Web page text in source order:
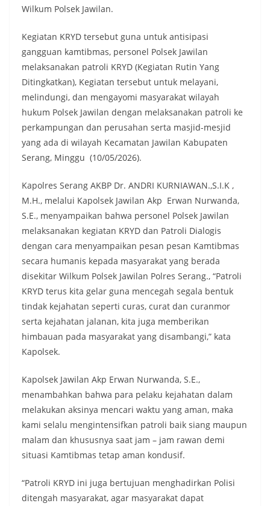
Wilkum Polsek Jawilan.
Kegiatan KRYD tersebut guna untuk antisipasi
gangguan kamtibmas, personel Polsek Jawilan
melaksanakan patroli KRYD (Kegiatan Rutin Yang
Ditingkatkan), Kegiatan tersebut untuk melayani,
melindungi, dan mengayomi masyarakat wilayah
hukum Polsek Jawilan dengan melaksanakan patroli ke
perkampungan dan perusahan serta masjid-mesjid
yang ada di wilayah Kecamatan Jawilan Kabupaten
Serang, Minggu (10/05/2026).
Kapolres Serang AKBP Dr. ANDRI KURNIAWAN.,S.I.K ,
M.H., melalui Kapolsek Jawilan Akp Erwan Nurwanda,
S.E., menyampaikan bahwa personel Polsek Jawilan
melaksanakan kegiatan KRYD dan Patroli Dialogis
dengan cara menyampaikan pesan pesan Kamtibmas
secara humanis kepada masyarakat yang berada
disekitar Wilkum Polsek Jawilan Polres Serang., “Patroli
KRYD terus kita gelar guna mencegah segala bentuk
tindak kejahatan seperti curas, curat dan curanmor
serta kejahatan jalanan, kita juga memberikan
himbauan pada masyarakat yang disambangi,” kata
Kapolsek.
Kapolsek Jawilan Akp Erwan Nurwanda, S.E.,
menambahkan bahwa para pelaku kejahatan dalam
melakukan aksinya mencari waktu yang aman, maka
kami selalu mengintensifkan patroli baik siang maupun
malam dan khususnya saat jam – jam rawan demi
situasi Kamtibmas tetap aman kondusif.
“Patroli KRYD ini juga bertujuan menghadirkan Polisi
ditengah masyarakat, agar masyarakat dapat